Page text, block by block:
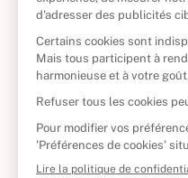
Politique de retour
Reprendre vos livres
Qui sommes-nous ?
CD d'occasion
DVD d'occasion